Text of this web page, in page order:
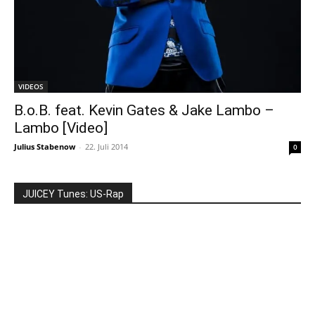
VIDEOS
B.o.B. feat. Kevin Gates & Jake Lambo –
Lambo [Video]
Julius Stabenow - 22. Juli 2014 0
JUICEY Tunes: US-Rap